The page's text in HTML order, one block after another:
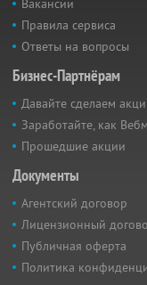
Вакансии
Правила сервиса
Ответы на вопросы
Бизнес-Партнёрам
Давайте сделаем
Заработайте, как
Прошедшие акции
Документы
Агентский договор
Лицензионный
Публичная оферта
Политика